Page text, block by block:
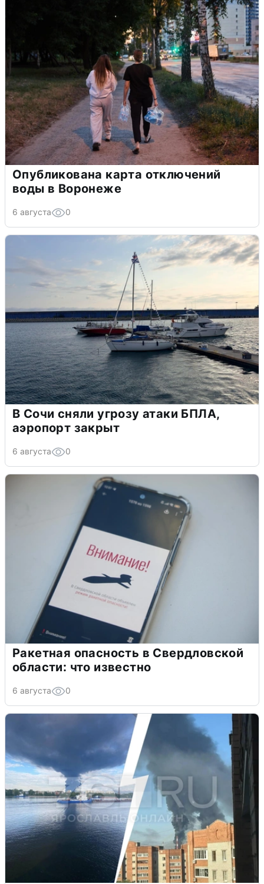
Опубликована карта отключений
воды в Воронеже
6 августа 0
В Сочи сняли угрозу атаки БПЛА,
аэропорт закрыт
6 августа 0
Ракетная опасность в Свердловской
области: что известно
6 августа 0